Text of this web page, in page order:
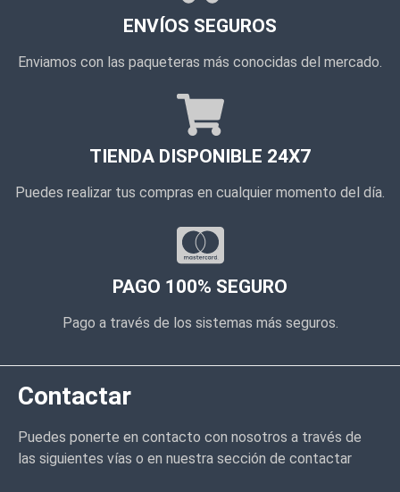
ENVÍOS SEGUROS
Enviamos con las paqueteras más conocidas del mercado.
TIENDA DISPONIBLE 24X7
Puedes realizar tus compras en cualquier momento del día.
PAGO 100% SEGURO
Pago a través de los sistemas más seguros.
Contactar
Puedes ponerte en contacto con nosotros a través de
las siguientes vías o en nuestra sección de contactar